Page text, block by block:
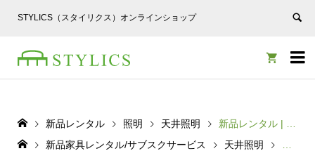
STYLICS（スタイリクス）オンラインショップ


新品レンタル 照明 天井照明
新品レンタル | 照明 C0038
新品家具レンタル/サブスクサービス
天井照明